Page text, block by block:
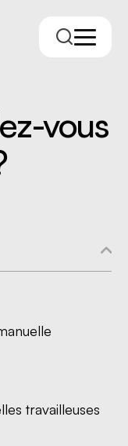
vous
travailleuses